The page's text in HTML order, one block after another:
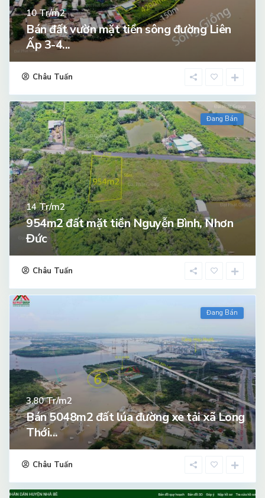
10Tr/m2
Bán đất vườn mặt tiền sông đường Liên
Ấp 3-4...
Châu Tuấn
Đang Bán
14Tr/m2
954m2 đất mặt tiền Nguyễn Bình, Nhơn
Đức
Châu Tuấn
Đang Bán
3.80Tr/m2
Bán 5048m2 đất lúa đường xe tải xã Long
Thới...
Châu Tuấn